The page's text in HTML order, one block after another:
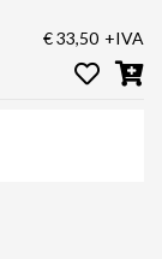
€ 33,50 +IVA